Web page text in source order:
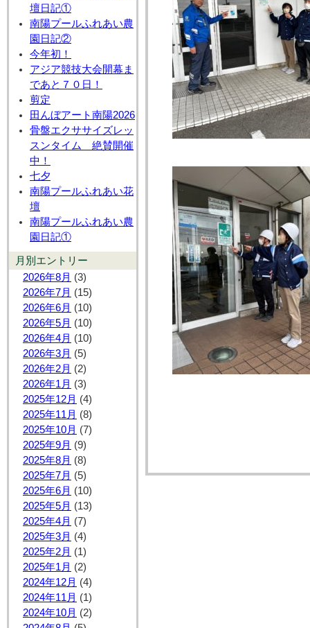
壇日記①
南陽プールふれあい農
園日記②
今年初！
アジア競技大会開幕ま
であと７０日！
剪定
田んぼアート南陽2026
骨盤エクササイズレッ
スンタイム 絶賛開催
中！
七夕
南陽プールふれあい花
壇
南陽プールふれあい農
園日記①
月別エントリー
2026年8月 (3)
2026年7月 (15)
2026年6月 (10)
2026年5月 (10)
2026年4月 (10)
2026年3月 (5)
2026年2月 (2)
2026年1月 (3)
2025年12月 (4)
2025年11月 (8)
2025年10月 (7)
2025年9月 (9)
2025年8月 (8)
2025年7月 (5)
2025年6月 (10)
2025年5月 (13)
2025年4月 (7)
2025年3月 (4)
2025年2月 (1)
2025年1月 (2)
2024年12月 (4)
2024年11月 (1)
2024年10月 (2)